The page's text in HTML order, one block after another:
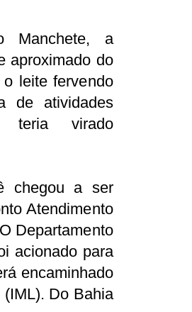
Manchete, a
aproximado do
leite fervendo
de atividades
teria virado
chegou a ser
Atendimento
Departamento
acionado para
encaminhado
Do Bahia